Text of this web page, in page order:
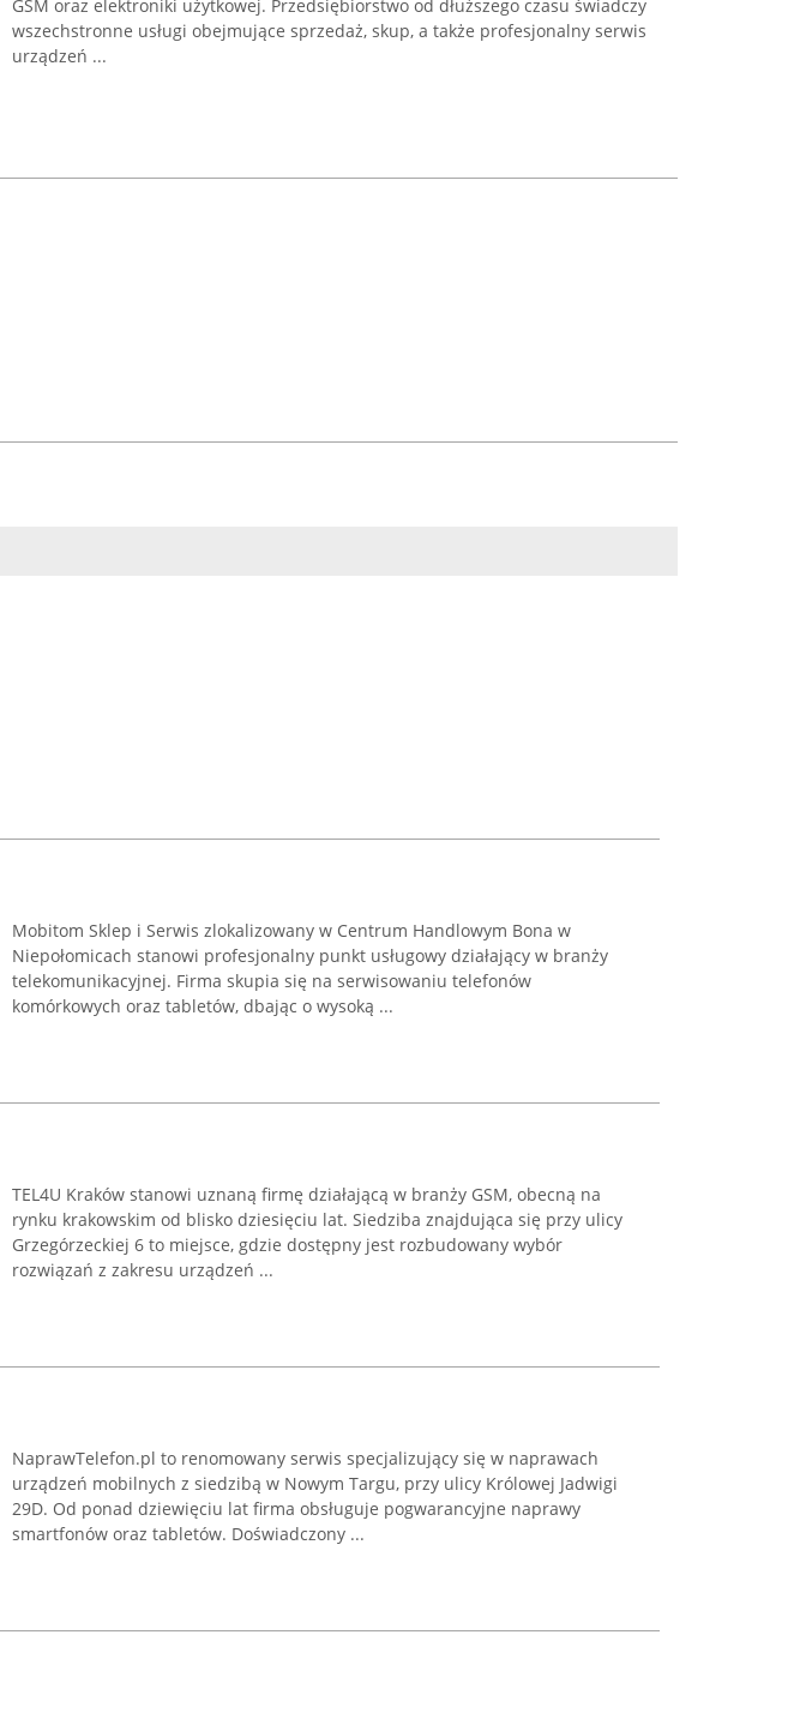
GSM oraz elektroniki użytkowej. Przedsiębiorstwo od dłuższego czasu świadczy
wszechstronne usługi obejmujące sprzedaż, skup, a także profesjonalny serwis
urządzeń ...
Mobitom Sklep i Serwis zlokalizowany w Centrum Handlowym Bona w
Niepołomicach stanowi profesjonalny punkt usługowy działający w branży
telekomunikacyjnej. Firma skupia się na serwisowaniu telefonów
komórkowych oraz tabletów, dbając o wysoką ...
TEL4U Kraków stanowi uznaną firmę działającą w branży GSM, obecną na
rynku krakowskim od blisko dziesięciu lat. Siedziba znajdująca się przy ulicy
Grzegórzeckiej 6 to miejsce, gdzie dostępny jest rozbudowany wybór
rozwiązań z zakresu urządzeń ...
NaprawTelefon.pl to renomowany serwis specjalizujący się w naprawach
urządzeń mobilnych z siedzibą w Nowym Targu, przy ulicy Królowej Jadwigi
29D. Od ponad dziewięciu lat firma obsługuje pogwarancyjne naprawy
smartfonów oraz tabletów. Doświadczony ...